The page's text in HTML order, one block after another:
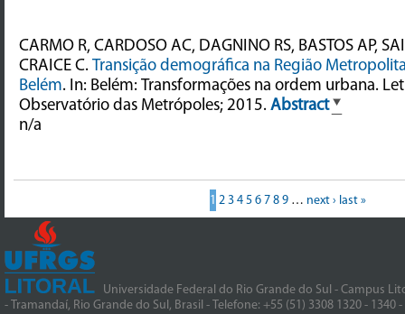
CARMO R, CARDOSO AC, DAGNINO RS, BASTOS AP,
CRAICE C.Transição demográfica na Região
Belém. In: Belém: Transformações na ordem urbana.
Observatório das Metrópoles; 2015.Abstract
n/a
1 2 3 4 5 6 7 8 9 … next › last »
Universidade Federal do Rio Grande do Sul - Campus
- Tramandaí, Rio Grande do Sul, Brasil - Telefone: +55 (51) 3308 1320 - 1340